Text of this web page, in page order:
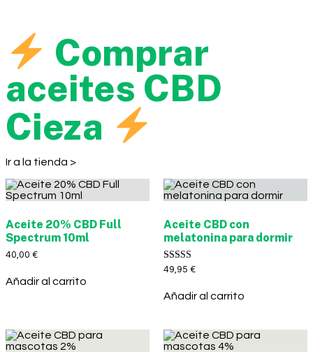
Comprar
aceites CBD
Cieza
Ir a la tienda >
Aceite 20% CBD Full
Spectrum 10ml
40,00 €
Añadir al carrito
Aceite CBD con
melatonina para dormir
Valorado con
49,95 €
Añadir al carrito